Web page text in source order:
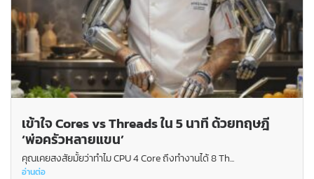
เข้าใจ Cores vs Threads ใน 5 นาที ด้วยทฤษฎี
‘พ่อครัวหลายแขน’
คุณเคยสงสัยมั้ยว่าทำไม CPU 4 Core ถึงทำงานได้ 8 Th...
อ่านต่อ